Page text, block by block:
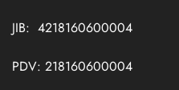
JIB: 4218160600004
PDV: 218160600004